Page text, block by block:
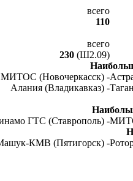
всего
110
всего
230(Ш2.09)
МИТОС (Новочеркасск) -
Алания (Владикавказ) -
ГТС (Ставрополь) -
КМВ (Пятигорск) -